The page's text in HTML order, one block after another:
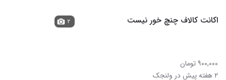
اکانت کالاف چنچ خور نیست
۹۰۰,۰۰۰ تومان
۲ هفته پیش در ولنجک
۲